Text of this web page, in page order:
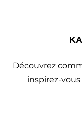
Découvrez
inspirez-